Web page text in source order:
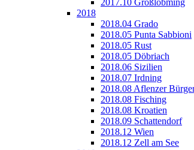
2018
2018.04 Grado
2018.05 Punta Sabbioni
2018.05 Rust
2018.05 Döbriach
2018.06 Sizilien
2018.07 Irdning
2018.08 Aflenzer
2018.08 Fisching
2018.08 Kroatien
2018.09 Schattendorf
2018.12 Wien
2018.12 Zell am See